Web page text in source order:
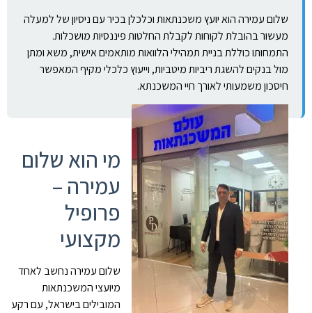
שלום עמירה הוא יועץ משכנתאות וכלכלן בכיר עם ניסיון של למעלה
מעשור בהובלת לקוחות לקבלת החלטות פיננסיות מושכלות.
התמחותו כוללת בניית תמהילי הלוואות מותאמים אישית, משא ומתן
מול בנקים להשגת ריביות מיטביות, וייעוץ כלכלי מקיף המאפשר
חיסכון משמעותי לאורך חיי המשכנתא.
מי הוא שלום
עמירה –
פרופיל
מקצועי
שלום עמירה נחשב לאחד
מיועצי המשכנתאות
המובילים בישראל, עם רקע